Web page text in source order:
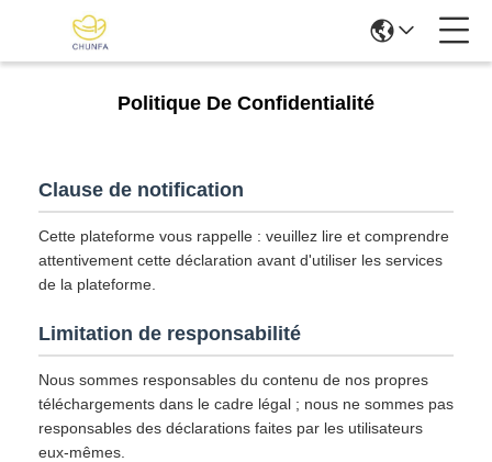
Politique De Confidentialité
Clause de notification
Cette plateforme vous rappelle : veuillez lire et comprendre
attentivement cette déclaration avant d'utiliser les services
de la plateforme.
Limitation de responsabilité
Nous sommes responsables du contenu de nos propres
téléchargements dans le cadre légal ; nous ne sommes pas
responsables des déclarations faites par les utilisateurs
eux-mêmes.